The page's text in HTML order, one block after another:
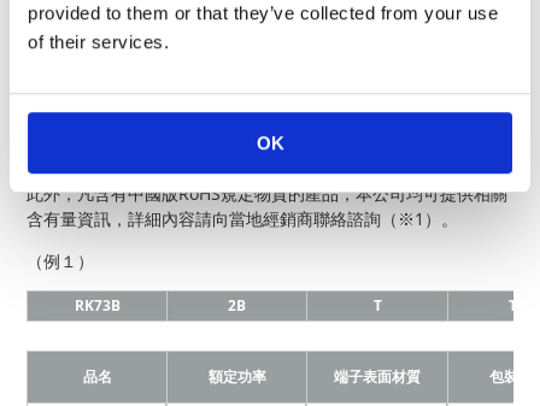
provided to them or that they’ve collected from your use
of their services.
OK
中國版RoHS已於2007年3月開始實施，中國版RoHS修訂版已於
2016年1月發布、2016年7月1日起實施。但是，目前尚未制定關
段的標識義務。
此外，凡含有中國版RoHS規定物質的產品，本公司均可提供相關
含有量資訊，詳細內容請向當地經銷商聯絡諮詢（※1）。
（例１）
RK73B 2B T TD
品名 額定功率 端子表面材質
包裝形